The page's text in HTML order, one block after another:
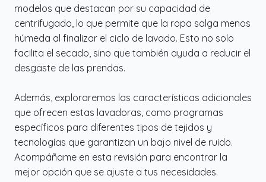
modelos que destacan por su capacidad de
centrifugado, lo que permite que la ropa salga menos
húmeda al finalizar el ciclo de lavado. Esto no solo
facilita el secado, sino que también ayuda a reducir el
desgaste de las prendas.
Además, exploraremos las características adicionales
que ofrecen estas lavadoras, como programas
específicos para diferentes tipos de tejidos y
tecnologías que garantizan un bajo nivel de ruido.
Acompáñame en esta revisión para encontrar la
mejor opción que se ajuste a tus necesidades.